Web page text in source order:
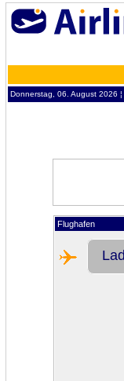
Donnerstag, 06. August 2026 ¦
Flughafen